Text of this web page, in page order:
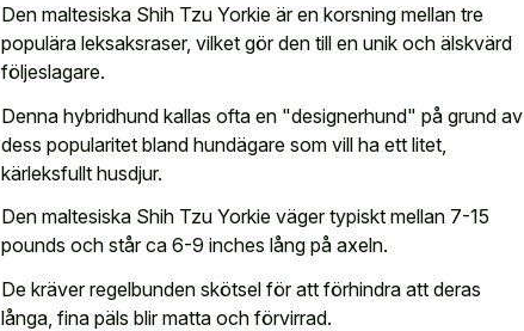
Den maltesiska Shih Tzu Yorkie är en korsning mellan tre
populära leksaksraser, vilket gör den till en unik och älskvärd
följeslagare.
Denna hybridhund kallas ofta en "designerhund" på grund av
dess popularitet bland hundägare som vill ha ett litet,
kärleksfullt husdjur.
Den maltesiska Shih Tzu Yorkie väger typiskt mellan 7-15
pounds och står ca 6-9 inches lång på axeln.
De kräver regelbunden skötsel för att förhindra att deras
långa, fina päls blir matta och förvirrad.